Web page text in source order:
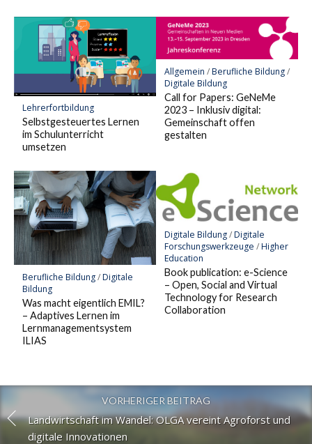
Lehrerfortbildung
Selbstgesteuertes Lernen
im Schulunterricht
umsetzen
Allgemein /Berufliche Bildung/
Digitale Bildung
Call for Papers: GeNeMe
2023 – Inklusiv digital:
Gemeinschaft offen
gestalten
Berufliche Bildung/Digitale
Bildung
Was macht eigentlich EMIL?
– Adaptives Lernen im
Lernmanagementsystem
ILIAS
Digitale Bildung/Digitale
Forschungswerkzeuge /Higher
Education
Book publication: e-Science
– Open, Social and Virtual
Technology for Research
Collaboration
VORHERIGER BEITRAG
Landwirtschaft im Wandel: OLGA vereint Agroforst und
digitale Innovationen